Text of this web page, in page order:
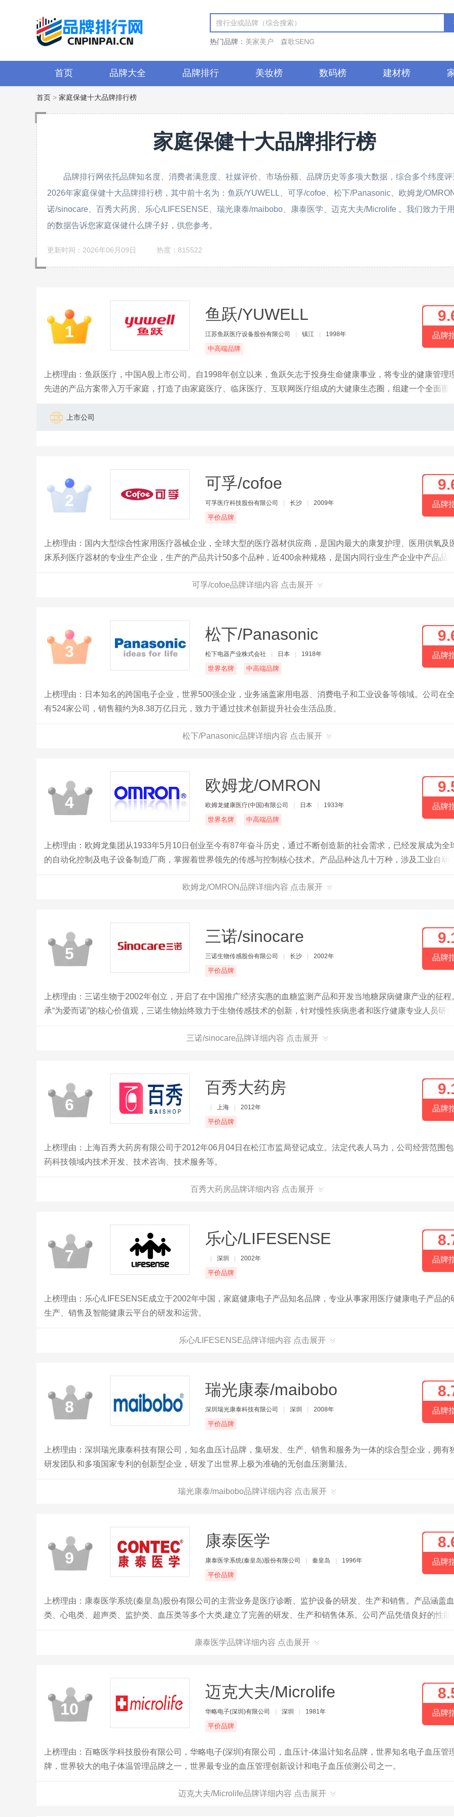
热门品牌： 美家美户 森歌SENG
首页 品牌大全 品牌排行 美妆榜 数码榜 建材榜
首页 > 家庭保健十大品牌排行榜
家庭保健十大品牌排行榜
品牌排行网依托品牌知名度、消费者满意度、社媒评价、市场份额、品牌历史等多项大数据，综合多个纬度评
2026年家庭保健十大品牌排行榜，其中前十名为：鱼跃/YUWELL、可孚/cofoe、松下/Panasonic、欧姆龙/
诺/sinocare、百秀大药房、乐心/LIFESENSE、瑞光康泰/maibobo、康泰医学、迈克大夫/Microlife 。我们致力于
的数据告诉您家庭保健什么牌子好，供您参考。
更新时间：2026年06月09日 热度：815522
1
鱼跃/YUWELL
江苏鱼跃医疗设备股份有限公司 镇江 1998年
中高端品牌
品牌
上榜理由：鱼跃医疗，中国A股上市公司。自1998年创立以来，鱼跃矢志于投身生命健康事业，将专业的健康管理
先进的产品方案带入万千家庭，打造了由家庭医疗、临床医疗、互联网医疗组成的大健康生态圈，组建一个全面覆
上市公司
2
可孚/cofoe
可孚医疗科技股份有限公司 长沙 2009年
平价品牌
品牌
上榜理由：国内大型综合性家用医疗器械企业，全球大型的医疗器材供应商，是国内最大的康复护理、医用供氧及
床系列医疗器材的专业生产企业，生产的产品共计50多个品种，近400余种规格，是国内同行业生产企业中产品品
可孚/cofoe品牌详细内容 点击展开
3
松下/Panasonic
松下电器产业株式会社 日本 1918年
世界名牌 中高端品牌
品牌
上榜理由：日本知名的跨国电子企业，世界500强企业，业务涵盖家用电器、消费电子和工业设备等领域。公司在
有524家公司，销售额约为8.38万亿日元，致力于通过技术创新提升社会生活品质。
松下/Panasonic品牌详细内容 点击展开
4
欧姆龙/OMRON
欧姆龙健康医疗(中国)有限公司 日本 1933年
世界名牌 中高端品牌
品牌
上榜理由：欧姆龙集团从1933年5月10日创业至今有87年奋斗历史，通过不断创造新的社会需求，已经发展成为全
的自动化控制及电子设备制造厂商，掌握着世界领先的传感与控制核心技术。产品品种达几十万种，涉及工业自动
欧姆龙/OMRON品牌详细内容 点击展开
5
三诺/sinocare
三诺生物传感股份有限公司 长沙 2002年
平价品牌
品牌
上榜理由：三诺生物于2002年创立，开启了在中国推广经济实惠的血糖监测产品和开发当地糖尿病健康产业的征程
承“为爱而诺”的核心价值观，三诺生物始终致力于生物传感技术的创新，针对慢性疾病患者和医疗健康专业人员研
三诺/sinocare品牌详细内容 点击展开
6
百秀大药房
上海 2012年
平价品牌
品牌
上榜理由：上海百秀大药房有限公司于2012年06月04日在松江市监局登记成立。法定代表人马力，公司经营范围
药科技领域内技术开发、技术咨询、技术服务等。
百秀大药房品牌详细内容 点击展开
7
乐心/LIFESENSE
深圳 2002年
平价品牌
品牌
上榜理由：乐心/LIFESENSE成立于2002年中国，家庭健康电子产品知名品牌，专业从事家用医疗健康电子产品的
生产、销售及智能健康云平台的研发和运营。
乐心/LIFESENSE品牌详细内容 点击展开
8
瑞光康泰/maibobo
深圳瑞光康泰科技有限公司 深圳 2008年
平价品牌
品牌
上榜理由：深圳瑞光康泰科技有限公司，知名血压计品牌，集研发、生产、销售和服务为一体的综合型企业，拥有
研发团队和多项国家专利的创新型企业，研发了出世界上极为准确的无创血压测量法。
瑞光康泰/maibobo品牌详细内容 点击展开
9
康泰医学
康泰医学系统(秦皇岛)股份有限公司 秦皇岛 1996年
平价品牌
品牌
上榜理由：康泰医学系统(秦皇岛)股份有限公司的主营业务是医疗诊断、监护设备的研发、生产和销售。产品涵盖
类、心电类、超声类、监护类、血压类等多个大类,建立了完善的研发、生产和销售体系。公司产品凭借良好的性能
型企业”，在2017年获得河北省工业和信息化厅颁发的“河北省工业企业研发机构A级”奖项。
康泰医学品牌详细内容 点击展开
10
迈克大夫/Microlife
华略电子(深圳)有限公司 深圳 1981年
平价品牌
品牌
上榜理由：百略医学科技股份有限公司，华略电子(深圳)有限公司，血压计-体温计知名品牌，世界知名电子血压管
牌，世界较大的电子体温管理品牌之一，世界最专业的血压管理创新设计和电子血压侦测公司之一。
迈克大夫/Microlife品牌详细内容 点击展开